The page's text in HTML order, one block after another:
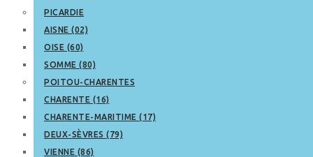
PICARDIE
AISNE (02)
OISE (60)
SOMME (80)
POITOU-CHARENTES
CHARENTE (16)
CHARENTE-MARITIME (17)
DEUX-SÈVRES (79)
VIENNE (86)